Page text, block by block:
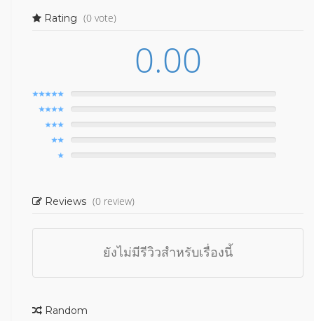
Rating (0 vote)
0.00
Reviews (0 review)
ยังไม่มีรีวิวสำหรับเรื่องนี้
Random